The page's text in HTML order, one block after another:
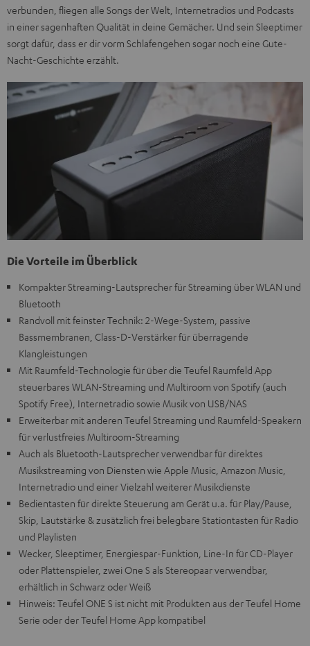
verbunden, fliegen alle Songs der Welt, Internetradios und Podcasts
in einer sagenhaften Qualität in deine Gemächer. Und sein Sleeptimer
sorgt dafür, dass er dir vorm Schlafengehen sogar noch eine Gute-
Nacht-Geschichte erzählt.
Die Vorteile im Überblick
Kompakter Streaming-Lautsprecher für Streaming über WLAN und
Bluetooth
Randvoll mit feinster Technik: 2-Wege-System, passive
Bassmembranen, Class-D-Verstärker für überragende
Klangleistungen
Mit Raumfeld-Technologie für über die Teufel Raumfeld App
steuerbares WLAN-Streaming und Multiroom von Spotify (auch
Spotify Free), Internetradio sowie Musik von USB/NAS
Erweiterbar mit anderen Teufel Streaming und Raumfeld-Speakern
für verlustfreies Multiroom-Streaming
Auch als Bluetooth-Lautsprecher verwendbar für direktes
Musikstreaming von Diensten wie Apple Music, Amazon Music,
Internetradio und einer Vielzahl weiterer Musikdienste
Bedientasten für direkte Steuerung am Gerät u.a. für Play/Pause,
Skip, Lautstärke & zusätzlich frei belegbare Stationtasten für Radio
und Playlisten
Wecker, Sleeptimer, Energiespar-Funktion, Line-In für CD-Player
oder Plattenspieler, zwei One S als Stereopaar verwendbar,
erhältlich in Schwarz oder Weiß
Hinweis: Teufel ONE S ist nicht mit Produkten aus der Teufel Home
Serie oder der Teufel Home App kompatibel